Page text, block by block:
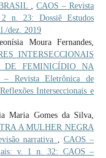
,CAOS – Revista
n. 23: Dossiê Estudos
dez. 2019
Moura Fernandes,
INTERSECCIONAIS
DE FEMINICÍDIO NA
– Revista Eletrônica de
Interseccionais e
Maria Gomes da Silva,
A MULHER NEGRA
narrativa
CAOS –
v. 1 n. 32: CAOS –